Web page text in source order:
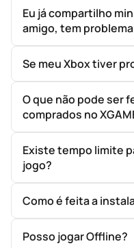
Eu já compartilho
amigo, tem
Se meu Xbox tiver
O que não pode ser
comprados no
Existe tempo limite
jogo?
Como é feita a
Posso jogar Offline?